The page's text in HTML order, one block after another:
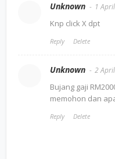
Unknown 1
Knp click X dpt
Reply Delete
Unknown 2
Bujang gaji
memohon dan
Reply Delete